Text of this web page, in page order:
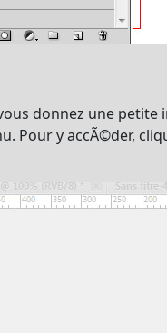
donnez une
Pour y accÃ©der,